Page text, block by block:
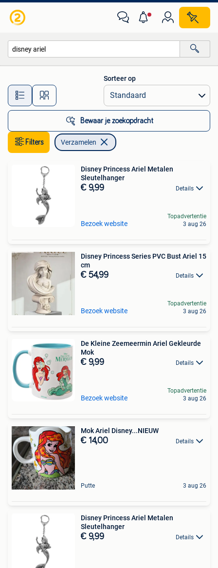
Alle afstanden…
Sorteer op
Bewaar je zoekopdracht
Filters Verzamelen
Disney Princess Ariel Metalen
Sleutelhanger
€ 9,99 Details
Bezoek website
Topadvertentie
3 aug 26
Disney Princess Series PVC Bust Ariel 15
cm
€ 54,99 Details
Bezoek website
Topadvertentie
3 aug 26
De Kleine Zeemeermin Ariel Gekleurde
Mok
€ 9,99 Details
Bezoek website
Topadvertentie
3 aug 26
Mok Ariel Disney...NIEUW
€ 14,00 Details
Putte 3 aug 26
Disney Princess Ariel Metalen
Sleutelhanger
€ 9,99 Details